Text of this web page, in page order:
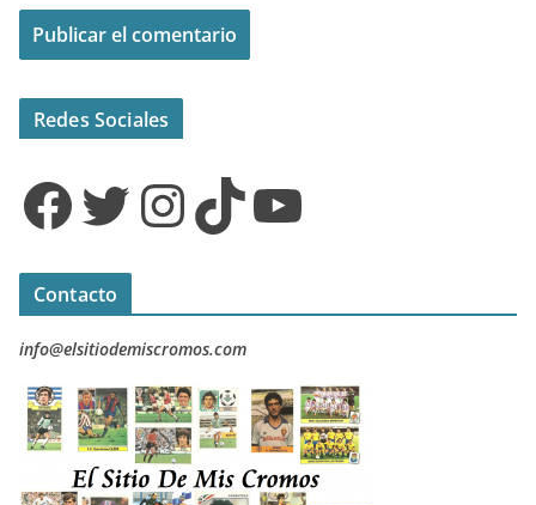
Redes Sociales
Facebook Twitter InstagramTikTok YouTube
Contacto
info@elsitiodemiscromos.com